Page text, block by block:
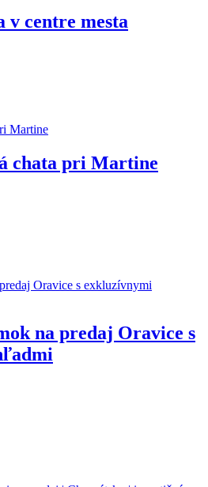
v centre mesta
chata pri Martine
na predaj Oravice s